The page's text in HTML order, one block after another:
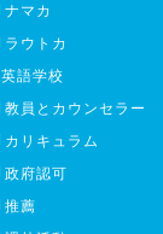
ナマカ
ラウトカ
英語学校
教員とカウンセラー
カリキュラム
政府認可
推薦